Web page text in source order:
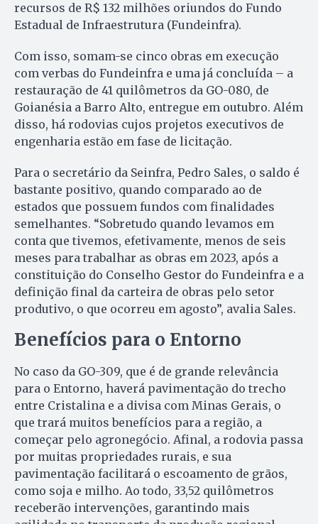
recursos de R$ 132 milhões oriundos do Fundo
Estadual de Infraestrutura (Fundeinfra).
Com isso, somam-se cinco obras em execução
com verbas do Fundeinfra e uma já concluída – a
restauração de 41 quilômetros da GO-080, de
Goianésia a Barro Alto, entregue em outubro. Além
disso, há rodovias cujos projetos executivos de
engenharia estão em fase de licitação.
Para o secretário da Seinfra, Pedro Sales, o saldo é
bastante positivo, quando comparado ao de
estados que possuem fundos com finalidades
semelhantes. “Sobretudo quando levamos em
conta que tivemos, efetivamente, menos de seis
meses para trabalhar as obras em 2023, após a
constituição do Conselho Gestor do Fundeinfra e a
definição final da carteira de obras pelo setor
produtivo, o que ocorreu em agosto”, avalia Sales.
Benefícios para o Entorno
No caso da GO-309, que é de grande relevância
para o Entorno, haverá pavimentação do trecho
entre Cristalina e a divisa com Minas Gerais, o
que trará muitos benefícios para a região, a
começar pelo agronegócio. Afinal, a rodovia passa
por muitas propriedades rurais, e sua
pavimentação facilitará o escoamento de grãos,
como soja e milho. Ao todo, 33,52 quilômetros
receberão intervenções, garantindo mais